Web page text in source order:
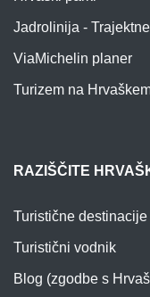
Jadrolinija -
ViaMichelin planer
Turizem na
RAZIŠČITE
Turistične destinacije
Turistični vodnik
Blog (zgodbe s